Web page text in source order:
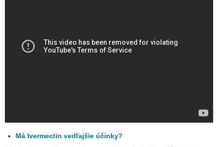
Má Ivermectin vedľajšie účinky?